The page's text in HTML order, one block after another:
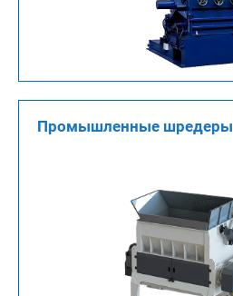
Промышленные шредеры